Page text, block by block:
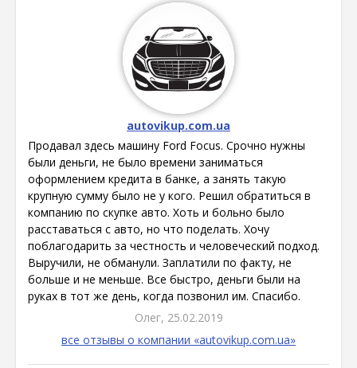
autovikup.com.ua
Продавал здесь машину Ford Focus. Срочно нужны
были деньги, не было времени заниматься
оформлением кредита в банке, а занять такую
крупную сумму было не у кого. Решил обратиться в
компанию по скупке авто. Хоть и больно было
расставаться с авто, но что поделать. Хочу
поблагодарить за честность и человеческий подход.
Выручили, не обманули. Заплатили по факту, не
больше и не меньше. Все быстро, деньги были на
руках в тот же день, когда позвонил им. Спасибо.
Олег, 25.02.2019
все отзывы о компании «autovikup.com.ua»